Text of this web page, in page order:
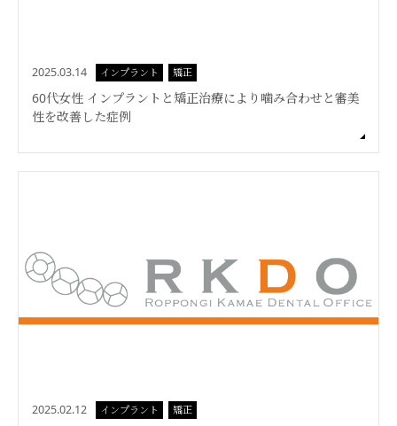
2025.03.14 インプラント 矯正
60代女性 インプラントと矯正治療により噛み合わせと審美
性を改善した症例
2025.02.12 インプラント 矯正